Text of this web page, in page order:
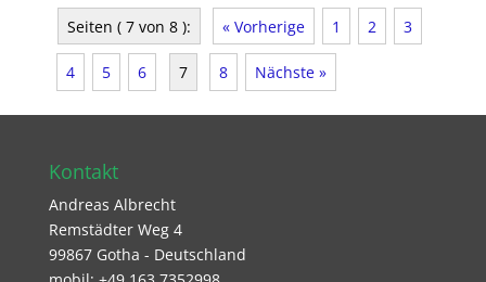
Seiten ( 7 von 8 ): « Vorherige 1 2 3
4 5 6 7 8 Nächste »
Kontakt
Andreas Albrecht
Remstädter Weg 4
99867 Gotha - Deutschland